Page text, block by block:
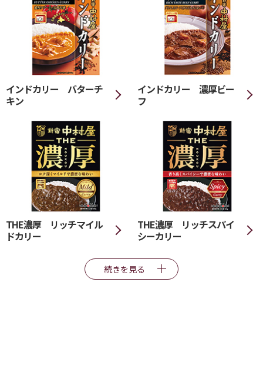
インドカリー バターチ
キン
インドカリー 濃厚ビー
フ
THE濃厚 リッチマイル
ドカリー
THE濃厚 リッチスパイ
シーカリー
続きを見る